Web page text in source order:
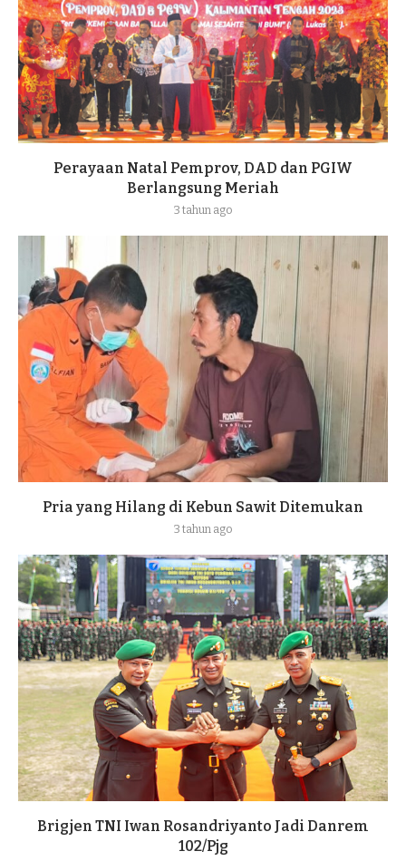
Perayaan Natal Pemprov, DAD dan PGIW
Berlangsung Meriah
3 tahun ago
Pria yang Hilang di Kebun Sawit Ditemukan
3 tahun ago
Brigjen TNI Iwan Rosandriyanto Jadi Danrem
102/Pjg